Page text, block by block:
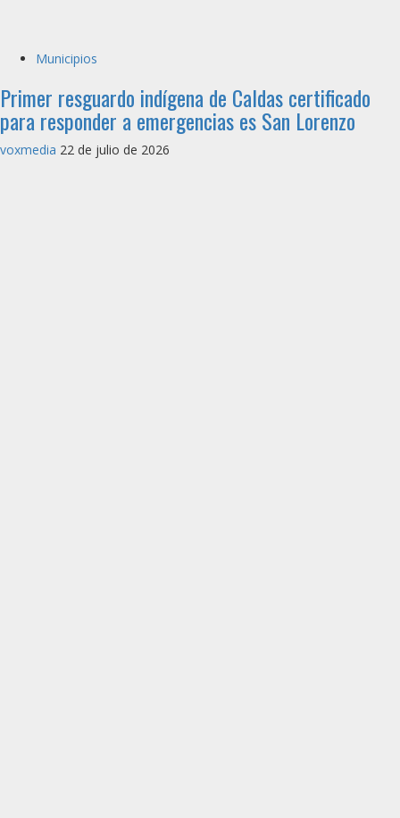
Municipios
Primer resguardo indígena de Caldas certificado
para responder a emergencias es San Lorenzo
voxmedia 22 de julio de 2026